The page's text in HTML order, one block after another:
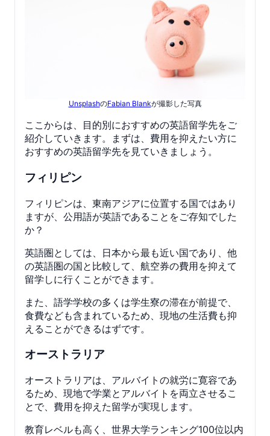
UnsplashのFabian Blankが撮影した写真
ここからは、目的別におすすめの英語留学先をご
紹介していきます。まずは、費用を抑えたい方に
おすすめの英語留学先を見ていきましょう。
フィリピン
フィリピンは、東南アジアに位置する国ではあり
ますが、公用語が英語であることをご存知でした
か？
英語圏としては、日本から最も近い国であり、他
の英語圏の国と比較して、航空券の費用を抑えて
留学しに行くことができます。
また、語学学校の多くは学生寮の滞在が前提で、
食費なども含まれているため、現地の生活費も抑
えることができるはずです。
オーストラリア
オーストラリアは、アルバイトの就労に寛容であ
るため、現地で学業とアルバイトを両立させるこ
とで、費用を抑えた留学が実現します。
教育レベルも高く、世界大学ランキング100位以内